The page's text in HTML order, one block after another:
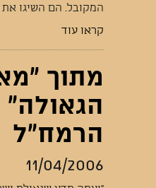
המקובל. הם השיגו את
קראו עוד
מתוך
הרמח"ל
11/04/2006